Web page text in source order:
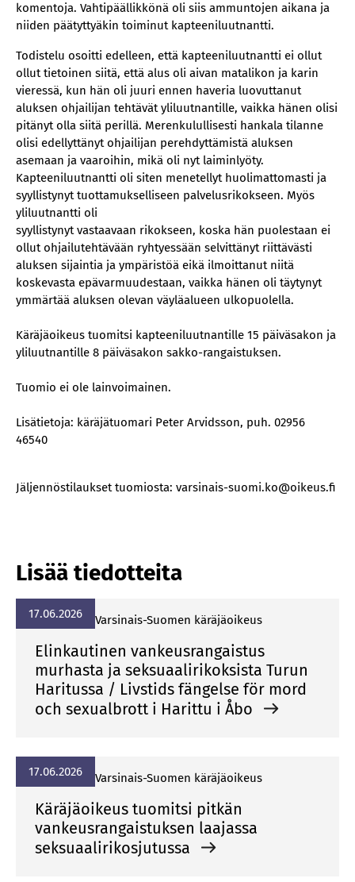
komentoja. Vahtipäällikkönä oli siis ammuntojen aikana ja
niiden päätyttyäkin toiminut kapteeniluutnantti.
Todistelu osoitti edelleen, että kapteeniluutnantti ei ollut
ollut tietoinen siitä, että alus oli aivan matalikon ja karin
vieressä, kun hän oli juuri ennen haveria luovuttanut
aluksen ohjailijan tehtävät yliluutnantille, vaikka hänen olisi
pitänyt olla siitä perillä. Merenkulullisesti hankala tilanne
olisi edellyttänyt ohjailijan perehdyttämistä aluksen
asemaan ja vaaroihin, mikä oli nyt laiminlyöty.
Kapteeniluutnantti oli siten menetellyt huolimattomasti ja
syyllistynyt tuottamukselliseen palvelusrikokseen. Myös
yliluutnantti oli
syyllistynyt vastaavaan rikokseen, koska hän puolestaan ei
ollut ohjailutehtävään ryhtyessään selvittänyt riittävästi
aluksen sijaintia ja ympäristöä eikä ilmoittanut niitä
koskevasta epävarmuudestaan, vaikka hänen oli täytynyt
ymmärtää aluksen olevan väyläalueen ulkopuolella.
Käräjäoikeus tuomitsi kapteeniluutnantille 15 päiväsakon ja
yliluutnantille 8 päiväsakon sakko-rangaistuksen.
Tuomio ei ole lainvoimainen.
Lisätietoja: käräjätuomari Peter Arvidsson, puh. 02956
46540
Jäljennöstilaukset tuomiosta: varsinais-suomi.ko@oikeus.fi
Lisää tiedotteita
17.06.2026 Var­si­nais-Suo­men kä­rä­jä­oi­keus
Elinkautinen vankeusrangaistus
murhasta ja seksuaalirikoksista Turun
Haritussa / Livstids fängelse för mord
och sexualbrott i Harittu i Åbo
17.06.2026 Var­si­nais-Suo­men kä­rä­jä­oi­keus
Käräjäoikeus tuomitsi pitkän
vankeusrangaistuksen laajassa
seksuaalirikosjutussa